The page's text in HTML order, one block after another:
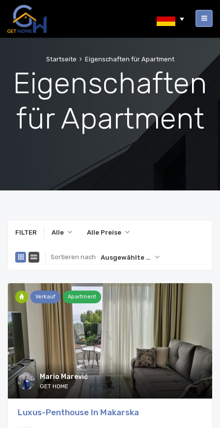
Startseite Eigenschaften für Apartment
Eigenschaften
für Apartment
FILTER Alle Alle Preise
Sortieren nach Ausgewählte Eigenschaft
Mario Marević
GET HOME
Verkauf Apartment
Luxus-Penthouse In Makarska